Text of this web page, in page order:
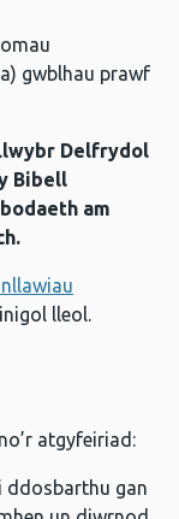
gwblhau prawf
Delfrydol
Bibell
am
lleol.
atgyfeiriad:
ddosbarthu gan